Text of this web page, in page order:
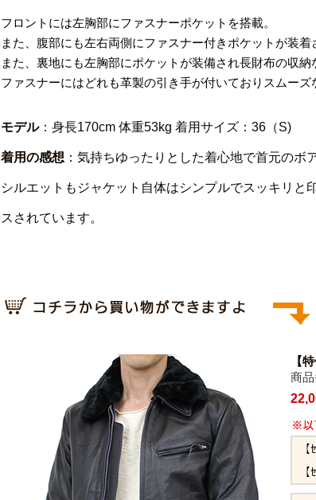
フロントには左胸部にファスナーポケットを搭載。
また、腹部にも左右両側にファスナー付きポケットが装着
また、裏地にも左胸部にポケットが装備され長財布の収納
ファスナーにはどれも革製の引き手が付いておりスムーズ
モデル：身長170cm 体重53kg 着用サイズ：36（S)
着用の感想 ：気持ちゆったりとした着心地で首元のボ
シルエットもジャケット自体はシンプルでスッキリと
スされています。
【
商